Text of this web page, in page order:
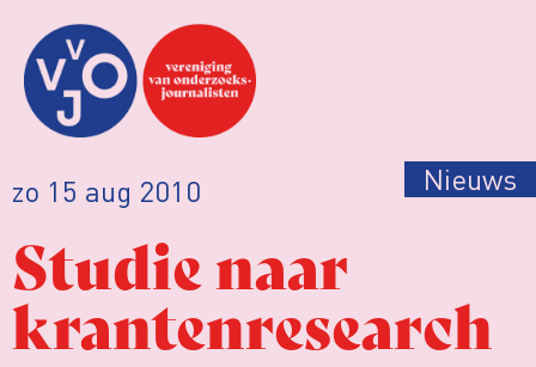
zo 15 aug 2010 Nieuws
Studie naar
krantenresearch